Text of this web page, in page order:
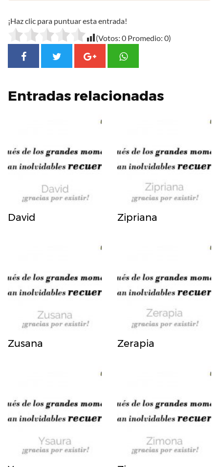
¡Haz clic para puntuar esta entrada!
(Votos: 0 Promedio: 0)
Entradas relacionadas
David Zipriana
Zusana Zerapia